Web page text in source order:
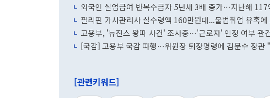
외국인 실업급여 반복수급자 5년새 3배 증가…지난해 117
필리핀 가사관리사 실수령액 160만원대...불법취업 유혹에
고용부, '뉴진스 왕따 사건' 조사중…'근로자' 인정 여부 관
[국감] 고용부 국감 파행…위원장 퇴장명령에 김문수 장관
[관련키워드]